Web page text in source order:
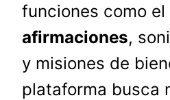
funciones como el
afirmaciones,
y misiones de
plataforma busca